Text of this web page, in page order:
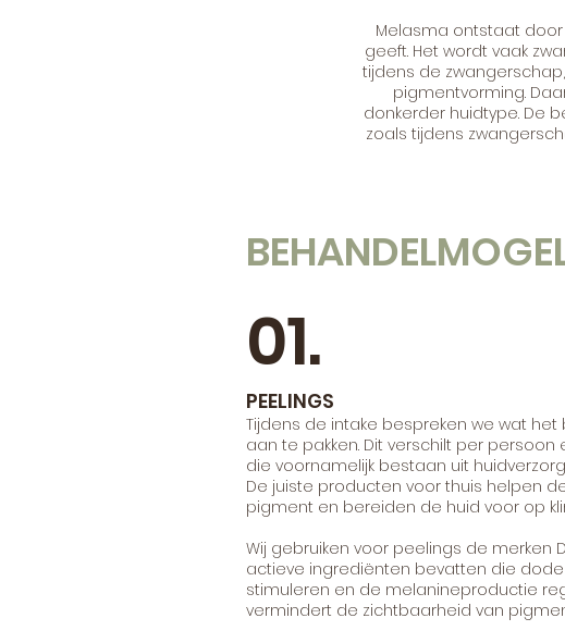
Melasma ontstaat
geeft. Het wordt vaak
tijdens de
pigmentvorming.
donkerder huidtype. De
zoals tijdens
01.
PEELINGS
Tijdens de intake bespreken we wat
aan te pakken. Dit verschilt per
die voornamelijk bestaan uit
De juiste producten voor thuis helpen
pigment en bereiden de huid voor op
Wij gebruiken voor peelings de merken
actieve ingrediënten bevatten die
stimuleren en de melanineproductie
vermindert de zichtbaarheid van